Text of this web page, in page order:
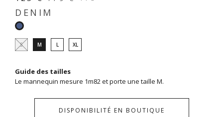
DENIM
Denim
S M L XL
Guide des tailles
Le mannequin mesure 1m82 et porte une taille M.
DISPONIBILITÉ EN BOUTIQUE